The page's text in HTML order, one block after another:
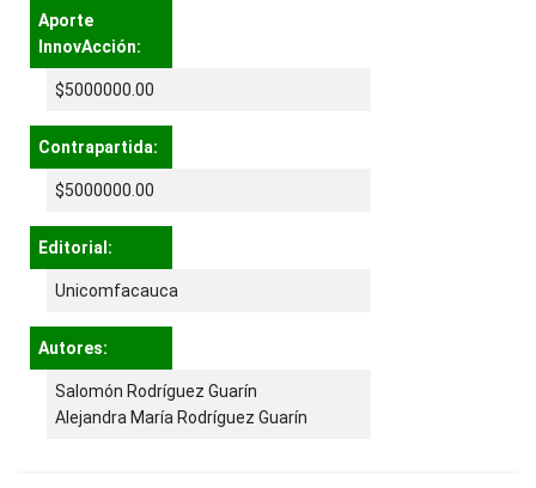
Aporte
InnovAcción:
$5000000.00
Contrapartida:
$5000000.00
Editorial:
Unicomfacauca
Autores:
Salomón Rodríguez Guarín
Alejandra María Rodríguez Guarín